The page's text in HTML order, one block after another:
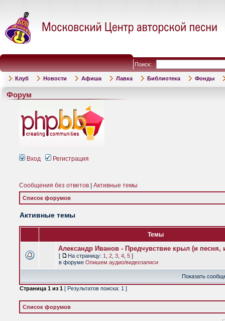
Поиск:
Клуб Новости Афиша Лавка Библиотека Фонды
Форум
Вход Регистрация
Сообщения без ответов Активные темы
Список форумов
Активные темы
Темы
Александр Иванов - Предчувствие крыл (и песня,
[ На страницу: 1 2 3 4 5 ]
в форуме Опишем аудио/видеозаписи
Показать
Страница 1 из 1 [ Результатов поиска: 1 ]
Список форумов